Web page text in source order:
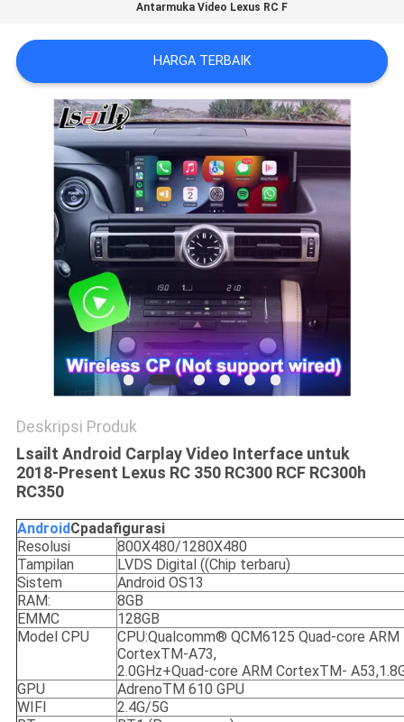
PRIVACY
POLICY
Antarmuka Video Lexus RC F
HARGA TERBAIK
Deskripsi Produk
Lsailt Android Carplay Video Interface untuk
2018-Present Lexus RC 350 RC300 RCF RC300h
RC350
AndroidCpadafigurasi
Resolusi
800X480/1280X480
Tampilan
LVDS Digital ((Chip terbaru)
Sistem
Android OS13
RAM:
8GB
EMMC
128GB
Model CPU
CPU:Qualcomm® QCM6125 Quad-core ARM
CortexTM-A73,
2.0GHz+Quad-core ARM CortexTM-
GPU
AdrenoTM 610 GPU
WIFI
2.4G/5G